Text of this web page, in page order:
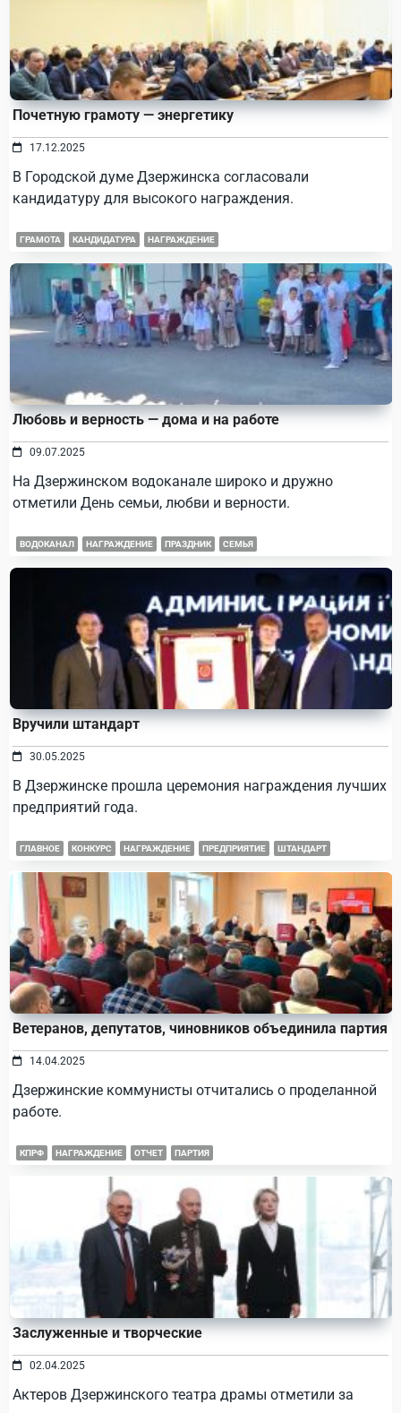
Почетную грамоту — энергетику
17.12.2025
В Городской думе Дзержинска согласовали
кандидатуру для высокого награждения.
ГРАМОТА КАНДИДАТУРА НАГРАЖДЕНИЕ
Любовь и верность — дома и на работе
09.07.2025
На Дзержинском водоканале широко и дружно
отметили День семьи, любви и верности.
ВОДОКАНАЛ НАГРАЖДЕНИЕ ПРАЗДНИК СЕМЬЯ
Вручили штандарт
30.05.2025
В Дзержинске прошла церемония награждения лучших
предприятий года.
ГЛАВНОЕ КОНКУРС НАГРАЖДЕНИЕ ПРЕДПРИЯТИЕ ШТАНДАРТ
Ветеранов, депутатов, чиновников объединила партия
14.04.2025
Дзержинские коммунисты отчитались о проделанной
работе.
КПРФ НАГРАЖДЕНИЕ ОТЧЕТ ПАРТИЯ
Заслуженные и творческие
02.04.2025
Актеров Дзержинского театра драмы отметили за